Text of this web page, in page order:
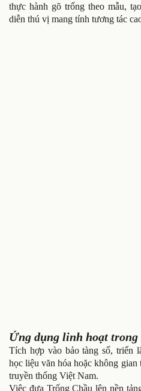
thực hành gõ trống theo mẫu,
diễn thú vị mang tính tương tác
Ứng dụng linh hoạt trong
Tích hợp vào bảo tàng số, triển
học liệu văn hóa hoặc không
truyền thống Việt Nam.
Việc đưa Trống Chầu lên nền